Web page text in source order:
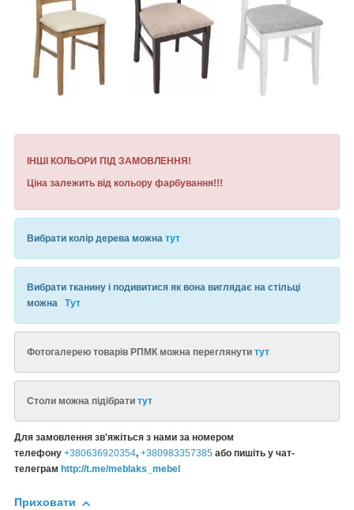
ІНШІ КОЛЬОРИ ПІД ЗАМОВЛЕННЯ!
Ціна залежить від кольору фарбування!!!
Вибрати колір дерева можна тут
Вибрати тканину і подивитися як вона виглядає на стільці
можна Тут
Фотогалерею товарів РПМК можна переглянути тут
Столи можна підібрати тут
Для замовлення зв'яжіться з нами за номером
телефону +380636920354, +380983357385 або пишіть у чат-
телеграм http://t.me/meblaks_mebel
Приховати